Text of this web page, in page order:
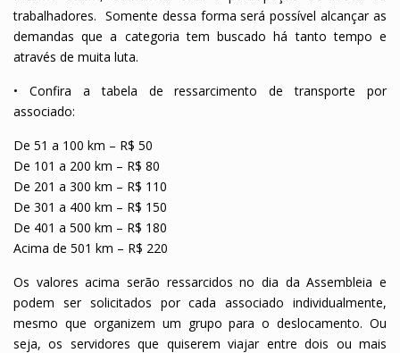
trabalhadores. Somente dessa forma será possível alcançar as
demandas que a categoria tem buscado há tanto tempo e
através de muita luta.
• Confira a tabela de ressarcimento de transporte por
associado:
De 51 a 100 km – R$ 50
De 101 a 200 km – R$ 80
De 201 a 300 km – R$ 110
De 301 a 400 km – R$ 150
De 401 a 500 km – R$ 180
Acima de 501 km – R$ 220
Os valores acima serão ressarcidos no dia da Assembleia e
podem ser solicitados por cada associado individualmente,
mesmo que organizem um grupo para o deslocamento. Ou
seja, os servidores que quiserem viajar entre dois ou mais